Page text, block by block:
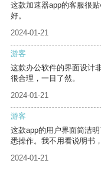
这款加速器app的客服很
好。
2024-01-21
游客
这款办公软件的界面设计
很合理，一目了然。
2024-01-21
游客
这款app的用户界面简洁
悉操作。我不用看说明书
2024-01-21